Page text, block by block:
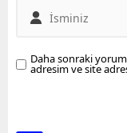
Daha sonraki
adresim ve site